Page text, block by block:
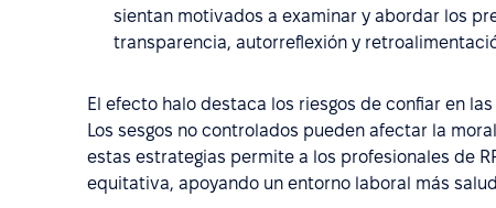
sientan motivados a examinar y abordar los
transparencia, autorreflexión y
El efecto halo destaca los riesgos de confiar en
Los sesgos no controlados pueden afectar la
estas estrategias permite a los profesionales de
equitativa, apoyando un entorno laboral más